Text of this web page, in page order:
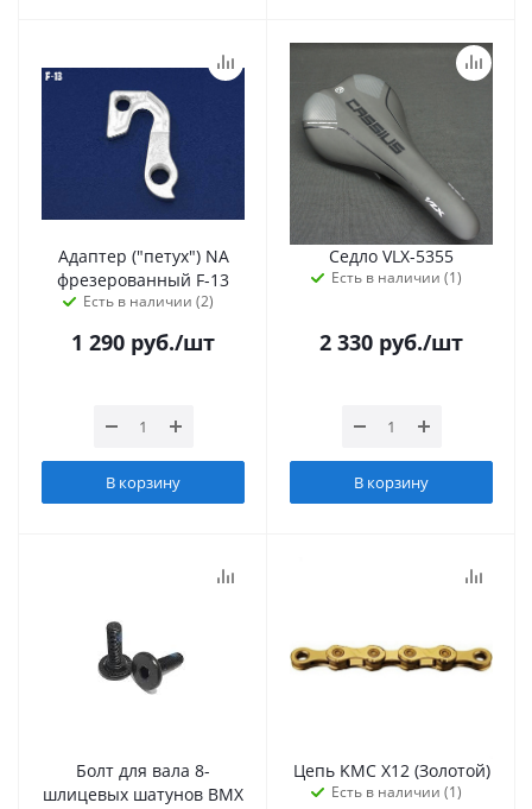
Адаптер ("петух") NA
фрезерованный F-13
Есть в наличии (2)
1 290 руб./шт
В корзину
Седло VLX-5355
Есть в наличии (1)
2 330 руб./шт
В корзину
Болт для вала 8-
шлицевых шатунов BMX
Цепь KMC X12 (Золотой)
Есть в наличии (1)